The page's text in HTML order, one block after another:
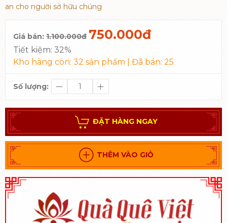
an cho người sở hữu chúng
Giá bán: 1.100.000đ 750.000đ
Tiết kiệm: 32%
Kho hàng còn: 32 sản phẩm | Đã bán: 25
Số lượng:
ĐẶT HÀNG NGAY
THÊM VÀO GIỎ